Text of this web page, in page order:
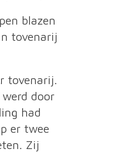
blazen
tovenarij
door
had
Zij